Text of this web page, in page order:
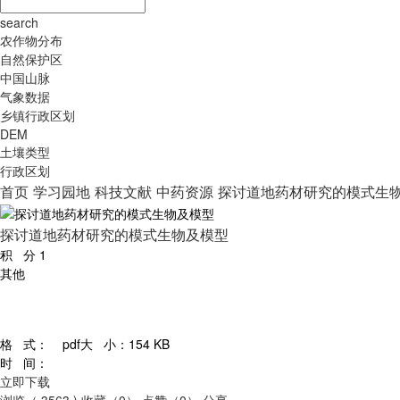
search
农作物分布
自然保护区
中国山脉
气象数据
乡镇行政区划
DEM
土壤类型
行政区划
首页 学习园地 科技文献 中药资源 探讨道地药材研究的模式生
探讨道地药材研究的模式生物及模型
积 分 1
其他
格 式： pdf大 小： 154 KB
时 间：
立即下载